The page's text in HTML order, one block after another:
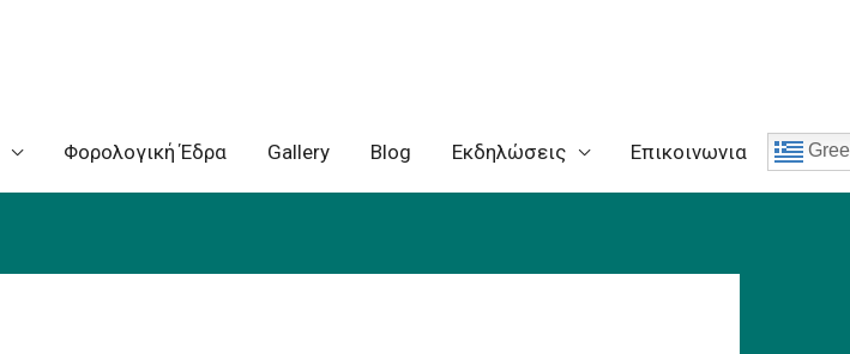
Φορολογική Έδρα Gallery Blog Eκδηλώσεις Επικοινωνια